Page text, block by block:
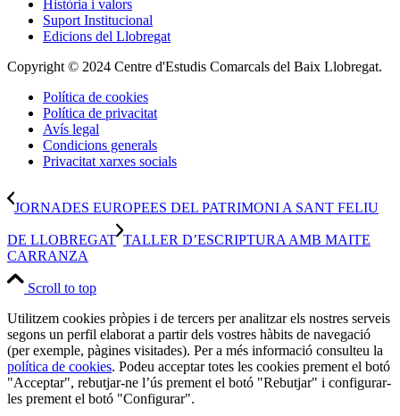
Història i valors
Suport Institucional
Edicions del Llobregat
Copyright © 2024 Centre d'Estudis Comarcals del Baix Llobregat.
Política de cookies
Política de privacitat
Avís legal
Condicions generals
Privacitat xarxes socials
JORNADES EUROPEES DEL PATRIMONI A SANT FELIU
DE LLOBREGAT TALLER D’ESCRIPTURA AMB MAITE
CARRANZA
Scroll to top
Utilitzem cookies pròpies i de tercers per analitzar els nostres serveis
segons un perfil elaborat a partir dels vostres hàbits de navegació
(per exemple, pàgines visitades). Per a més informació consulteu la
política de cookies. Podeu acceptar totes les cookies prement el botó
"Acceptar", rebutjar-ne l’ús prement el botó "Rebutjar" i configurar-
les prement el botó "Configurar".